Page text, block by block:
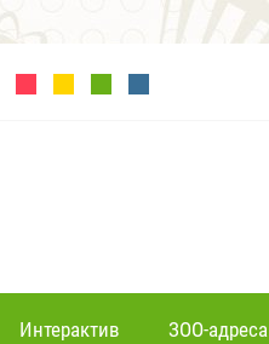
Интерактив ЗОО-адреса